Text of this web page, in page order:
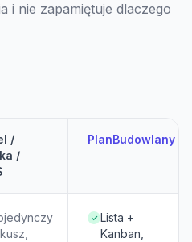
i nie zapamiętuje dlaczego
/
/
PlanBudowlany
✓ Lista +
Kanban,